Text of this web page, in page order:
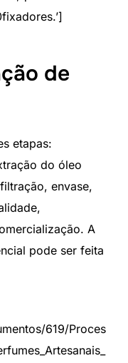
de
etapas:
do óleo
envase,
A
pode ser feita
619/Proces